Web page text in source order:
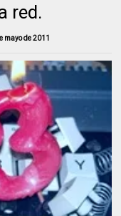
red.
mayo de 2011